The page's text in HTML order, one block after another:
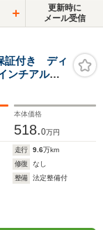
更新時に
メール受信
証付き ディ
ンチアル
サンル-
本体価格
518.0万円
走行 9.6万km
修復
なし
整備
法定整備付